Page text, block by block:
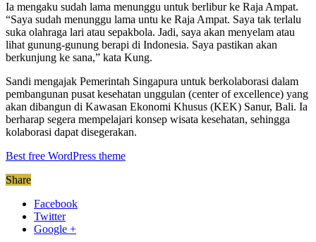
Ia mengaku sudah lama menunggu untuk berlibur ke Raja Ampat.
“Saya sudah menunggu lama untu ke Raja Ampat. Saya tak terlalu
suka olahraga lari atau sepakbola. Jadi, saya akan menyelam atau
lihat gunung-gunung berapi di Indonesia. Saya pastikan akan
berkunjung ke sana,” kata Kung.
Sandi mengajak Pemerintah Singapura untuk berkolaborasi dalam
pembangunan pusat kesehatan unggulan (center of excellence) yang
akan dibangun di Kawasan Ekonomi Khusus (KEK) Sanur, Bali. Ia
berharap segera mempelajari konsep wisata kesehatan, sehingga
kolaborasi dapat disegerakan.
Best free WordPress theme
Share
Facebook
Twitter
Google +